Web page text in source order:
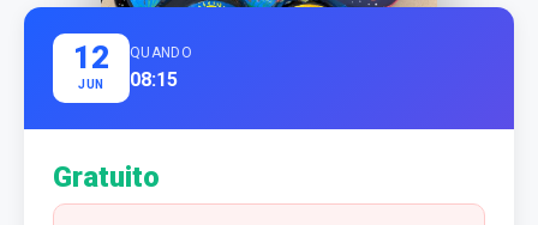
12
JUN
QUANDO
08:15
Gratuito